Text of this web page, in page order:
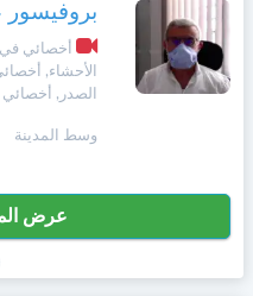
أخصائي
الأحشاء,
الصدر,
وسط المدينة
عرض